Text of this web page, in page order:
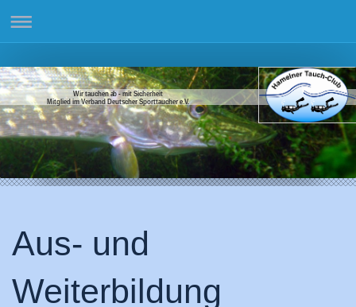
Wir tauchen ab - mit Sicherheit
Mitglied im Verband Deutscher Sporttaucher e.V.
Aus- und
Weiterbildung